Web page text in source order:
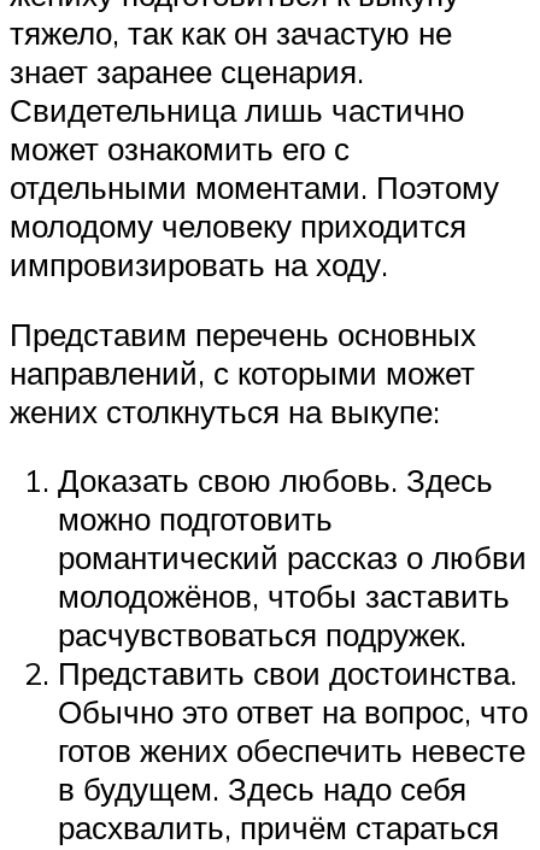
тяжело, так как он зачастую не
знает заранее сценария.
Свидетельница лишь частично
может ознакомить его с
отдельными моментами. Поэтому
молодому человеку приходится
импровизировать на ходу.
Представим перечень основных
направлений, с которыми может
жених столкнуться на выкупе:
Доказать свою любовь. Здесь
можно подготовить
романтический рассказ о любви
молодожёнов, чтобы заставить
расчувствоваться подружек.
Представить свои достоинства.
Обычно это ответ на вопрос, что
готов жених обеспечить невесте
в будущем. Здесь надо себя
расхвалить, причём стараться